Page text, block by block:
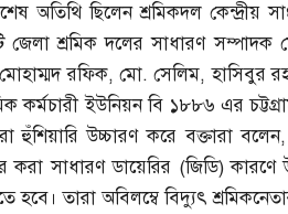
অতিথি ছিলেন শ্রমিকদল কেন্দ্রীয়
জেলা শ্রমিক দলের সাধারণ সম্পাদক
মোহাম্মদ রফিক, মো.সেলিম,হাসিবুর
কর্মচারী ইউনিয়ন বি ১৮৮৬ এর
হুঁশিয়ারি উচ্চারণ করে বক্তারা বলেন
সাধারণ ডায়েরির (জিডি)কারণে
হবে। তারা অবিলম্বে বিদ্যুৎ